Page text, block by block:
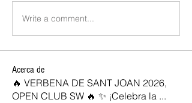
Write a comment...
Acerca de
🔥 VERBENA DE SANT JOAN 2026,
OPEN CLUB SW 🔥 ✨ ¡Celebra la ...